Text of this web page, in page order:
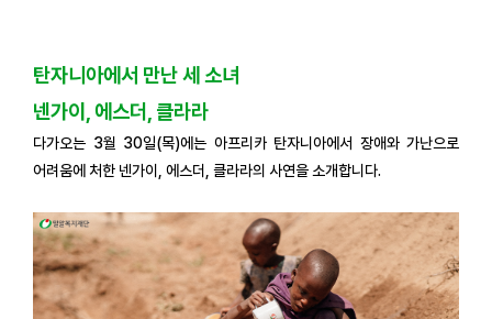
탄자니아에서 만난 세 소녀
넨가이, 에스더, 클라라
다가오는 3월 30일(목)에는 아프리카 탄자니아에서 장애와 가난으로
어려움에 처한 넨가이, 에스더, 클라라의 사연을 소개합니다.